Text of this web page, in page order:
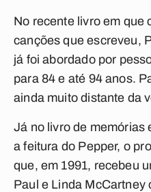
No recente livro em que
canções que escreveu,
já foi abordado por
para 84 e até 94 anos.
ainda muito distante da
Já no livro de memórias
a feitura do Pepper, o
que, em 1991, recebeu
Paul e Linda McCartney